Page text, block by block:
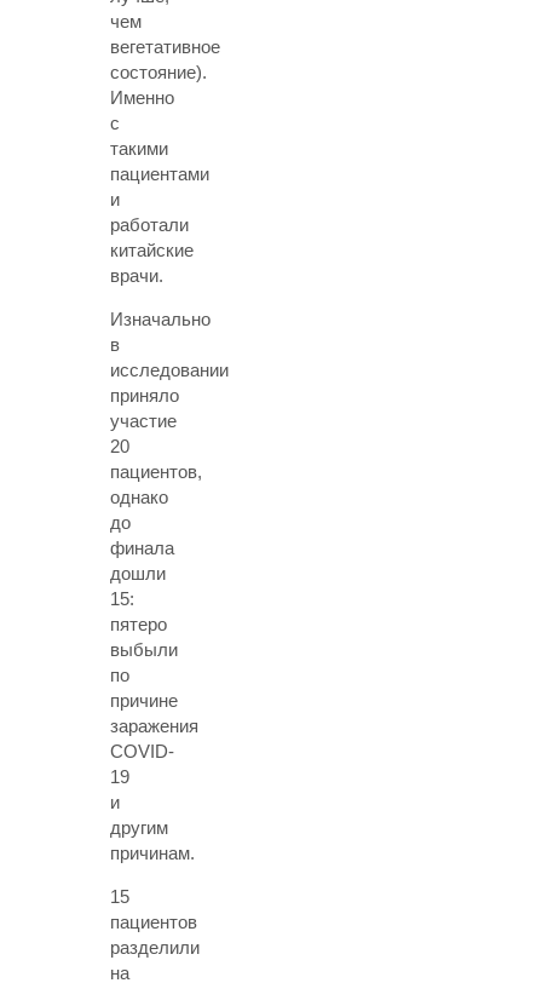
чем
вегетативное
состояние).
Именно
с
такими
пациентами
и
работали
китайские
врачи.
Изначально
в
исследовании
приняло
участие
20
пациентов,
однако
до
финала
дошли
15:
пятеро
выбыли
по
причине
заражения
COVID-
19
и
другим
причинам.
15
пациентов
разделили
на